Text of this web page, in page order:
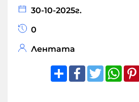
30-10-2025г.
0
Лентата
ShareFacebook
Twitter